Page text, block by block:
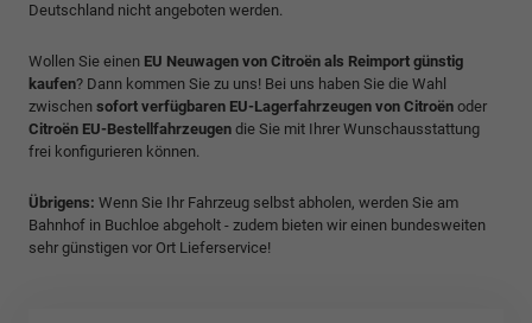
Deutschland nicht angeboten werden.
Wollen Sie einen EU Neuwagen von Citroën als Reimport günstig
kaufen? Dann kommen Sie zu uns! Bei uns haben Sie die Wahl
zwischen sofort verfügbaren EU-Lagerfahrzeugen von Citroën oder
Citroën EU-Bestellfahrzeugen die Sie mit Ihrer Wunschausstattung
frei konfigurieren können.
Übrigens: Wenn Sie Ihr Fahrzeug selbst abholen, werden Sie am
Bahnhof in Buchloe abgeholt - zudem bieten wir einen bundesweiten
sehr günstigen vor Ort Lieferservice!